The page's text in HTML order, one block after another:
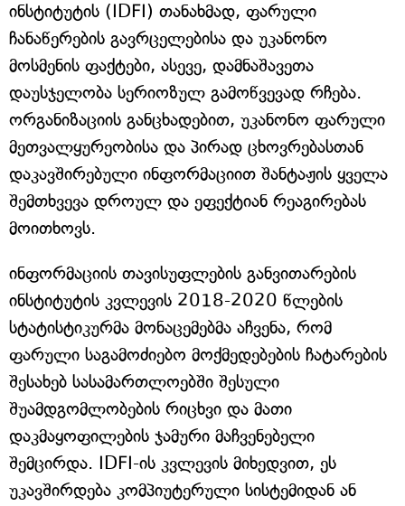
ინსტიტუტის (IDFI) თანახმად, ფარული
ჩანაწერების გავრცელებისა და უკანონო
მოსმენის ფაქტები, ასევე, დამნაშავეთა
დაუსჯელობა სერიოზულ გამოწვევად რჩება.
ორგანიზაციის განცხადებით, უკანონო ფარული
მეთვალყურეობისა და პირად ცხოვრებასთან
დაკავშირებული ინფორმაციით შანტაჟის ყველა
შემთხვევა დროულ და ეფექტიან რეაგირებას
მოითხოვს.
ინფორმაციის თავისუფლების განვითარების
ინსტიტუტის კვლევის 2018-2020 წლების
სტატისტიკურმა მონაცემებმა აჩვენა, რომ
ფარული საგამოძიებო მოქმედებების ჩატარების
შესახებ სასამართლოებში შესული
შუამდგომლობების რიცხვი და მათი
დაკმაყოფილების ჯამური მაჩვენებელი
შემცირდა. IDFI-ის კვლევის მიხედვით, ეს
უკავშირდება კომპიუტერული სისტემიდან ან